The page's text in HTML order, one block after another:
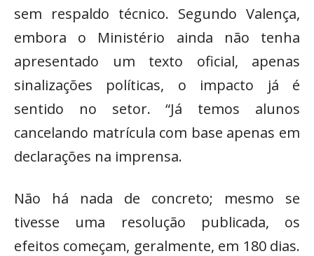
sem respaldo técnico. Segundo Valença,
embora o Ministério ainda não tenha
apresentado um texto oficial, apenas
sinalizações políticas, o impacto já é
sentido no setor. “Já temos alunos
cancelando matrícula com base apenas em
declarações na imprensa.
Não há nada de concreto; mesmo se
tivesse uma resolução publicada, os
efeitos começam, geralmente, em 180 dias.